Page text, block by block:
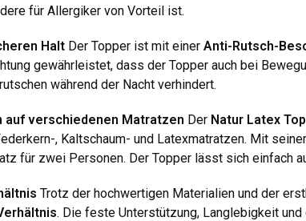
für Allergiker von Vorteil ist.
Halt Der Topper ist mit einer Anti-Rutsch-
gewährleistet, dass der Topper auch bei
während der Nacht verhindert.
verschiedenen Matratzen Der Natur Latex
, Kaltschaum- und Latexmatratzen. Mit
für zwei Personen. Der Topper lässt sich einfach
Trotz der hochwertigen Materialien und der
. Die feste Unterstützung, Langlebigkeit